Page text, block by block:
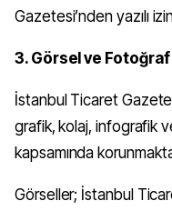
Gazetesi’nden yazılı
3. Görsel ve Fotoğraf
İstanbul Ticaret
grafik, kolaj, infografik
kapsamında
Görseller; İstanbul